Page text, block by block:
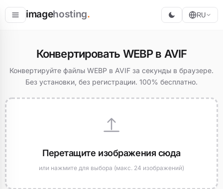
imagehosting.
Изменить размер
RU
Конвертировать WEBP в AVIF
Конвертируйте файлы WEBP в AVIF за секунды в браузере.
Без установки, без регистрации. 100% бесплатно.
Перетащите изображения сюда
или нажмите для выбора (макс. 24 изображений)